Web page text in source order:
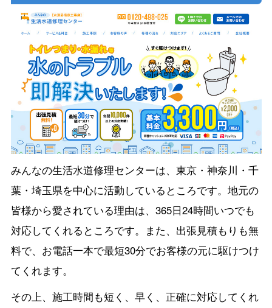
みんなの生活水道修理センターは、東京・神奈川・千
葉・埼玉県を中心に活動しているところです。地元の
皆様から愛されている理由は、365日24時間いつでも
対応してくれるところです。また、出張見積もりも無
料で、お電話一本で最短30分でお客様の元に駆けつけ
てくれます。
その上、施工時間も短く、早く、正確に対応してくれ